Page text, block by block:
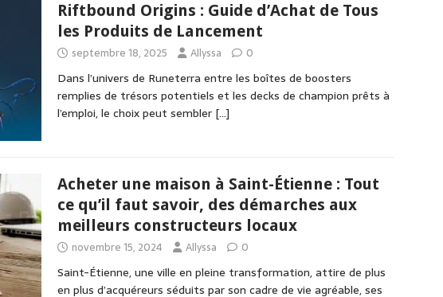
Riftbound Origins : Guide d’Achat de Tous
les Produits de Lancement
septembre 18, 2025 Allyssa 0
Dans l’univers de Runeterra entre les boîtes de boosters
remplies de trésors potentiels et les decks de champion prêts à
l’emploi, le choix peut sembler […]
Acheter une maison à Saint-Étienne : Tout
ce qu’il faut savoir, des démarches aux
meilleurs constructeurs locaux
novembre 15, 2024 Allyssa 0
Saint-Étienne, une ville en pleine transformation, attire de plus
en plus d’acquéreurs séduits par son cadre de vie agréable, ses